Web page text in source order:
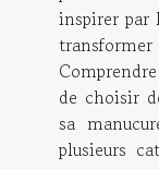
inspirer par
de choisir
sa
plusieurs